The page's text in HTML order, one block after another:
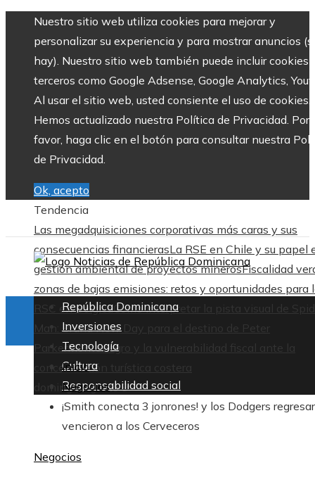
Nuestro sitio web utiliza cookies para mejorar y
personalizar su experiencia y para mostrar anuncios
hay). Nuestro sitio web también puede incluir cookies
terceros como Google Adsense, Google Analytics,
Al usar el sitio web, usted consiente el uso de cookies.
Hemos actualizado nuestra Política de Privacidad. Por
favor, haga clic en el botón para consultar nuestra
de Privacidad.
Ok, acepto
Tendencia
Las megadquisiciones corporativas más caras y sus
consecuencias financierasLa RSE en Chile y su papel
gestión ambiental de proyectos minerosFiscalidad
zonas de bajas emisiones: retos y oportunidades para
RSC en BélgicaCómo interpretar la pista visual de
Man: Brand New Day para el destino de Peter
ParkerMontenegro y la vulnerabilidad fiscal ante la
concentración turística costera
domingo, agosto 9
República Dominicana
Inversiones
Tecnología
Cultura
Responsabilidad social
Inicio
Negocios
¡Smith conecta 3 jonrones! y los Dodgers
vencieron a los Cerveceros
Negocios